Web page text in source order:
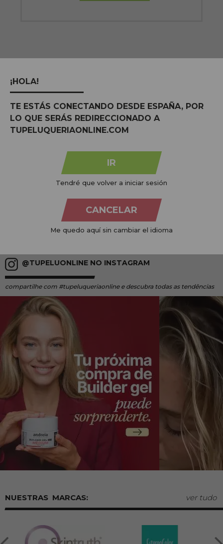
PAGAMENTOS 100%
SEGUROS
PRODUTOS
ORGÂNICOS
@TUPELUONLINE NO INSTAGRAM
compartilhe com #tupeluqueriaonline e descubra todas as tendências
MARCAS: ver tudo
¡HOLA!
TE ESTÁS CONECTANDO DESDE ESPAÑA, POR
LO QUE SERÁS REDIRECCIONADO A
TUPELUQUERIAONLINE.COM
IR
Tendré que volver a iniciar sesión
CANCELAR
Me quedo aquí sin cambiar el idioma